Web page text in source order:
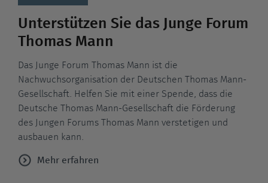
Unterstützen Sie das Junge Forum
Thomas Mann
Das Junge Forum Thomas Mann ist die
Nachwuchsorganisation der Deutschen Thomas Mann-
Gesellschaft. Helfen Sie mit einer Spende, dass die
Deutsche Thomas Mann-Gesellschaft die Förderung
des Jungen Forums Thomas Mann verstetigen und
ausbauen kann.
Mehr erfahren